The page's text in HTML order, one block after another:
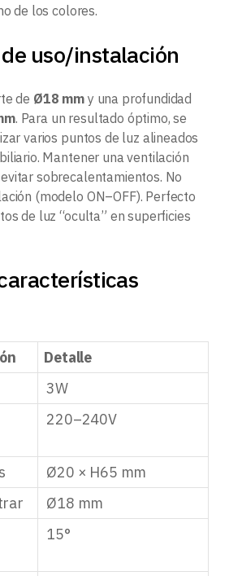
de los colores.
uso/instalación
de Ø18 mm y una profundidad
. Para un resultado óptimo, se
varios puntos de luz alineados
Mantener una ventilación
sobrecalentamientos. No
(modelo ON–OFF). Perfecto
de luz “oculta” en superficies
Detalle
3W
220–240V
Ø20 × H65 mm
Ø18 mm
15°